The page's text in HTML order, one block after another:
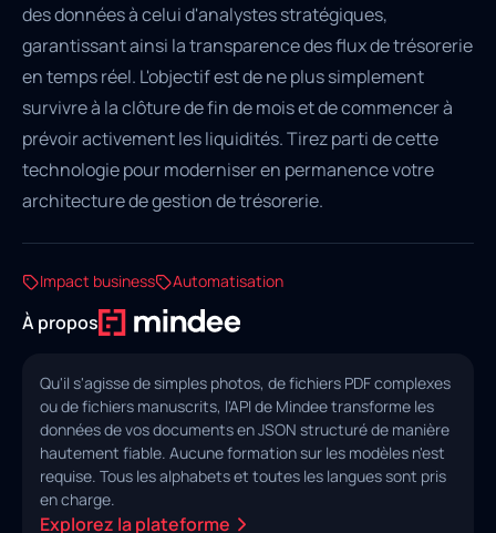
des données à celui d'analystes stratégiques,
garantissant ainsi la transparence des flux de trésorerie
en temps réel. L'objectif est de ne plus simplement
survivre à la clôture de fin de mois et de commencer à
prévoir activement les liquidités. Tirez parti de cette
technologie pour moderniser en permanence votre
architecture de gestion de trésorerie.
Impact business Automatisation
À propos
Qu'il s'agisse de simples photos, de fichiers PDF complexes
ou de fichiers manuscrits, l'API de Mindee transforme les
données de vos documents en JSON structuré de manière
hautement fiable. Aucune formation sur les modèles n'est
requise. Tous les alphabets et toutes les langues sont pris
en charge.
Explorez la plateforme